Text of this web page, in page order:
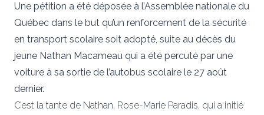
Une pétition a été déposée à l’Assemblée nationale du
Québec dans le but qu’un renforcement de la sécurité
en transport scolaire soit adopté, suite au décès du
jeune Nathan Macameau qui a été percuté par une
voiture à sa sortie de l’autobus scolaire le 27 août
dernier.
C’est la tante de Nathan, Rose-Marie Paradis, qui a initié